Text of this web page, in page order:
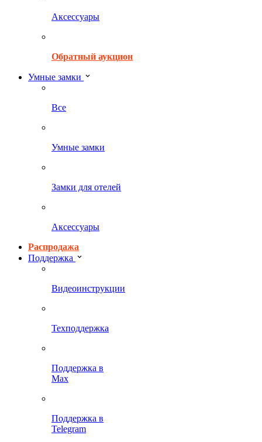
Аксессуары
Обратный аукцион
Умные замки
Все
Умные замки
Замки для отелей
Аксессуары
Распродажа
Поддержка
Видеоинструкции
Техподдержка
Поддержка в
Max
Поддержка в
Telegram